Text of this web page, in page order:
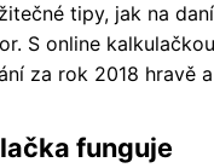
tipy, jak na
S online
za rok 2018 hravě
funguje